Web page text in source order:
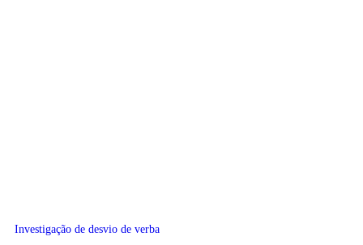
Investigação de desvio de verba